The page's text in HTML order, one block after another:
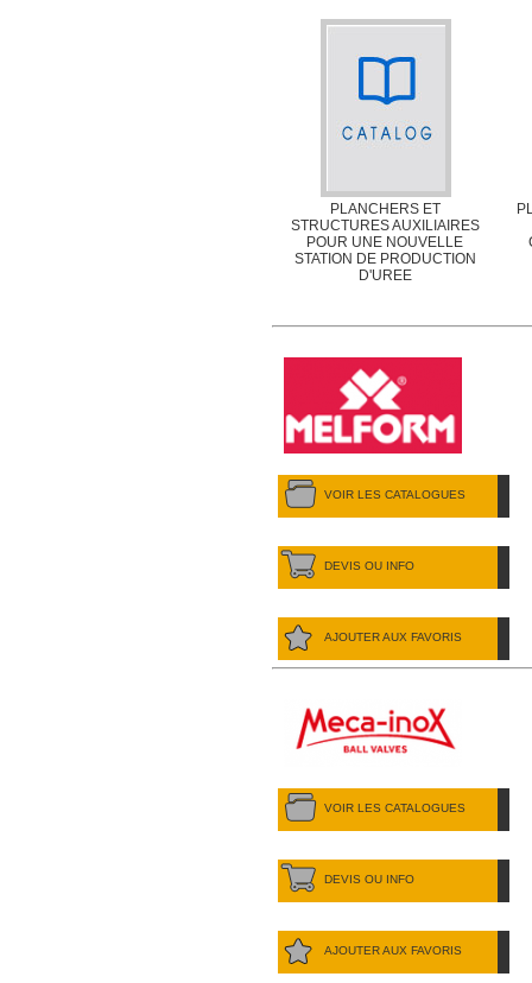
PLANCHERS ET
STRUCTURES AUXILIAIRES
POUR UNE NOUVELLE
STATION DE PRODUCTION
D'UREE
VOIR LES CATALOGUES
DEVIS OU INFO
AJOUTER AUX FAVORIS
VOIR LES CATALOGUES
DEVIS OU INFO
AJOUTER AUX FAVORIS